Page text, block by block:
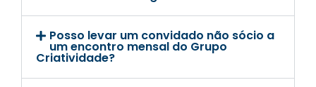
Posso levar um convidado não sócio a
um encontro mensal do Grupo
Criatividade?